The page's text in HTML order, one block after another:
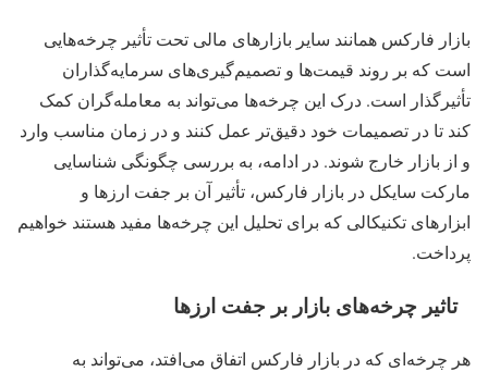
بازار فارکس همانند سایر بازارهای مالی تحت تأثیر چرخه‌هایی
است که بر روند قیمت‌ها و تصمیم‌گیری‌های سرمایه‌گذاران
تأثیرگذار است. درک این چرخه‌ها می‌تواند به معامله‌گران کمک
کند تا در تصمیمات خود دقیق‌تر عمل کنند و در زمان مناسب وارد
و از بازار خارج شوند. در ادامه، به بررسی چگونگی شناسایی
مارکت سایکل در بازار فارکس، تأثیر آن بر جفت ارزها و
ابزارهای تکنیکالی که برای تحلیل این چرخه‌ها مفید هستند خواهیم
پرداخت.
تاثیر چرخه‌های بازار بر جفت ارزها
هر چرخه‌ای که در بازار فارکس اتفاق می‌افتد، می‌تواند به